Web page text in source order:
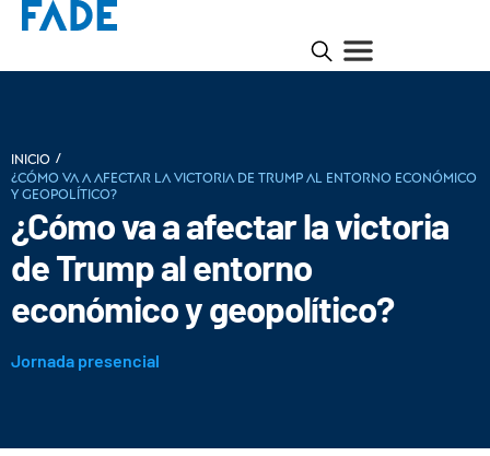
INICIO /
¿Cómo va a afectar la victoria de Trump al entorno económico
y geopolítico?
¿Cómo va a afectar la victoria
de Trump al entorno
económico y geopolítico?
Jornada presencial